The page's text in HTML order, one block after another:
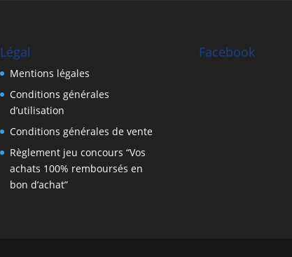
Légal
Mentions légales
Conditions générales
d’utilisation
Conditions générales de vente
Règlement jeu concours “Vos
achats 100% remboursés en
bon d’achat”
Facebook